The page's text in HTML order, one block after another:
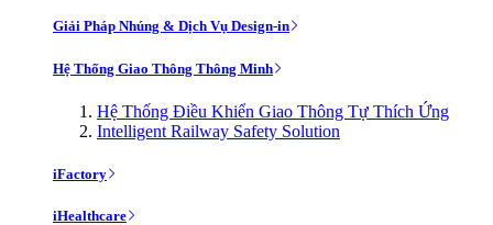
Giải Pháp Nhúng & Dịch Vụ Design-in
Hệ Thống Giao Thông Thông Minh
Hệ Thống Điều Khiển Giao Thông Tự Thích Ứng
Intelligent Railway Safety Solution
iFactory
iHealthcare